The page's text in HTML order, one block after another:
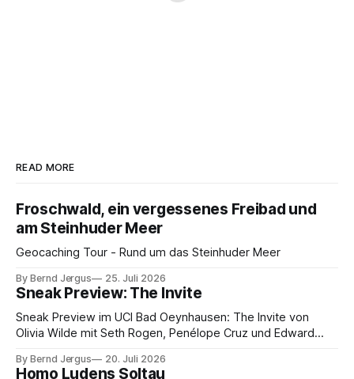
READ MORE
Froschwald, ein vergessenes Freibad und
am Steinhuder Meer
Geocaching Tour - Rund um das Steinhuder Meer
By Bernd Jergus 25. Juli 2026
Sneak Preview: The Invite
Sneak Preview im UCI Bad Oeynhausen: The Invite von
Olivia Wilde mit Seth Rogen, Penélope Cruz und Edward
By Bernd Jergus 20. Juli 2026
Homo Ludens Soltau